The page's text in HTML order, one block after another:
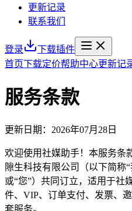
更新记录
联系我们
登录
下载插件
首页下载定价帮助中心更新记
服务条款
更新日期：2026年07月28日
欢迎使用社媒助手！本服务条
隙生科技有限公司（以下简称
或“您”）共同订立，适用于社
件、VIP、订单支付、发票、
套服务。